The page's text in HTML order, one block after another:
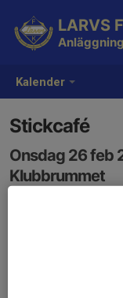
Kalender
LARVS
Stickcafé
Onsdag 26 feb
Klubbrummet